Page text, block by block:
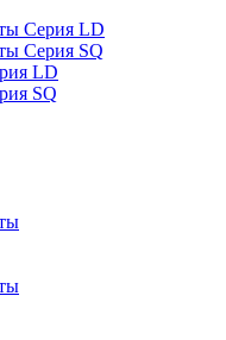
Серия LD
Серия SQ
LD
SQ